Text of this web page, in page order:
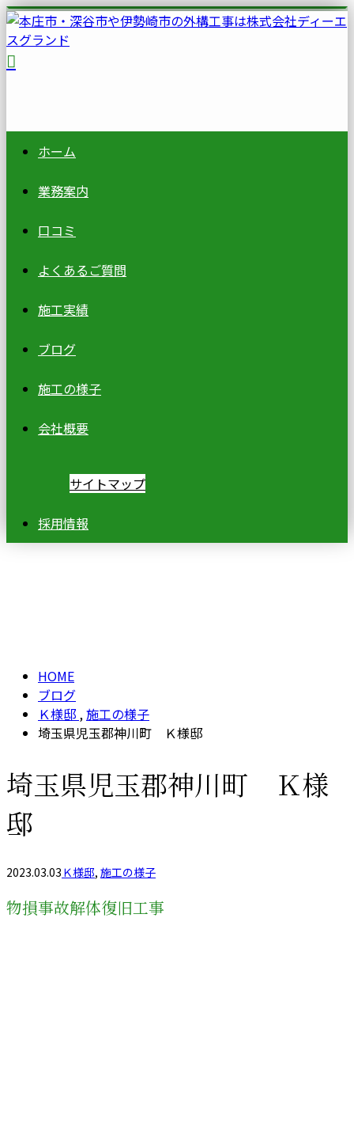
ホーム
業務案内
口コミ
よくあるご質問
施工実績
ブログ
施工の様子
会社概要
サイトマップ
採用情報
HOME
ブログ
Ｋ様邸 ,施工の様子
埼玉県児玉郡神川町 Ｋ様邸
埼玉県児玉郡神川町 Ｋ様
邸
2023.03.03 Ｋ様邸, 施工の様子
物損事故解体復旧工事